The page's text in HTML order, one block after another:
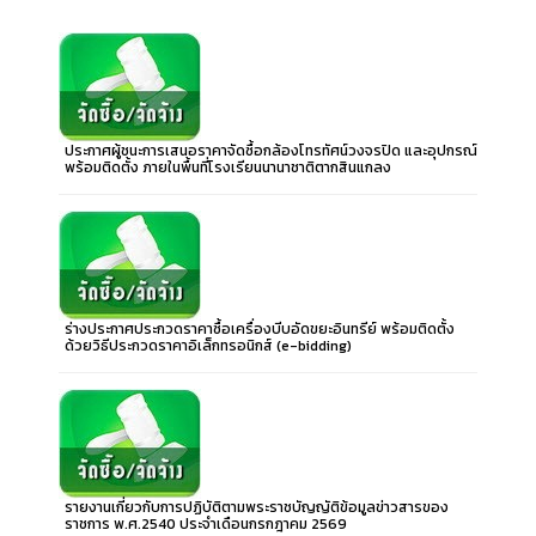
ประกาศผู้ชนะการเสนอราคาจัดซื้อกล้องโทรทัศน์วงจรปิด และอุปกรณ์
พร้อมติดตั้ง ภายในพื้นที่โรงเรียนนานาชาติตากสินแกลง
ร่างประกาศประกวดราคาซื้อเครื่องบีบอัดขยะอินทรีย์ พร้อมติดตั้ง
ด้วยวิธีประกวดราคาอิเล็กทรอนิกส์ (e-bidding)
รายงานเกี่ยวกับการปฏิบัติตามพระราชบัญญัติข้อมูลข่าวสารของ
ราชการ พ.ศ.2540 ประจำเดือนกรกฎาคม 2569